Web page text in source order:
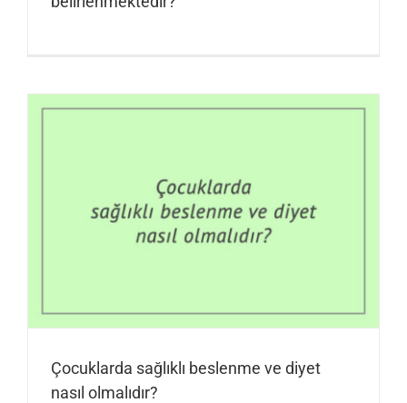
Çocuklarda sağlıklı beslenme ve diyet
nasıl olmalıdır?